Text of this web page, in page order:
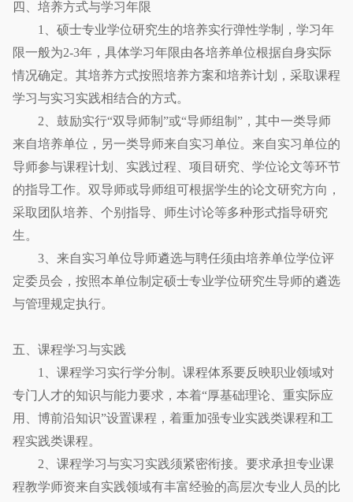
四、培养方式与学习年限
1、硕士专业学位研究生的培养实行弹性学制，学习年
限一般为2-3年，具体学习年限由各培养单位根据自身实际
情况确定。其培养方式按照培养方案和培养计划，采取课程
学习与实习实践相结合的方式。
2、鼓励实行“双导师制”或“导师组制”，其中一类导师
来自培养单位，另一类导师来自实习单位。来自实习单位的
导师参与课程计划、实践过程、项目研究、学位论文等环节
的指导工作。双导师或导师组可根据学生的论文研究方向，
采取团队培养、个别指导、师生讨论等多种形式指导研究
生。
3、来自实习单位导师遴选与聘任须由培养单位学位评
定委员会，按照本单位制定硕士专业学位研究生导师的遴选
与管理规定执行。
五、课程学习与实践
1、课程学习实行学分制。课程体系要反映职业领域对
专门人才的知识与能力要求，本着“厚基础理论、重实际应
用、博前沿知识”设置课程，着重加强专业实践类课程和工
程实践类课程。
2、课程学习与实习实践须紧密衔接。要求承担专业课
程教学师资来自实践领域有丰富经验的高层次专业人员的比